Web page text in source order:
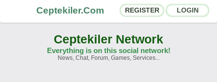
Ceptekiler.Com REGISTER LOGIN
Ceptekiler Network
Everything is on this social network!
News, Chat, Forum, Games, Services...